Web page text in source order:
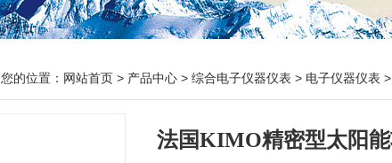
您的位置： 网站首页 > 产品中心 > 综合电子仪器仪表 > 电子仪器仪表 >
法国KIMO精密型太阳